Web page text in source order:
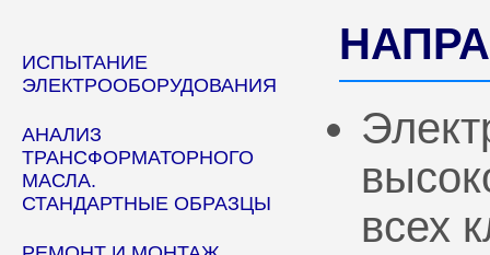
ИСПЫТАНИЕ
ЭЛЕКТРООБОРУДОВАНИЯ
АНАЛИЗ
ТРАНСФОРМАТОРНОГО
МАСЛА.
СТАНДАРТНЫЕ ОБРАЗЦЫ
всех